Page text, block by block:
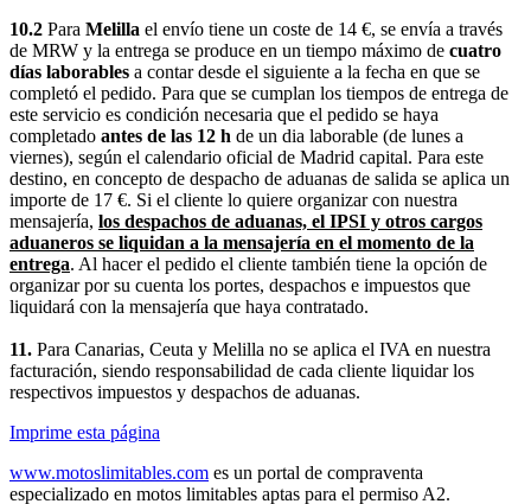
10.2 Para Melilla el envío tiene un coste de 14 €, se envía a través
de MRW y la entrega se produce en un tiempo máximo de cuatro
días laborables a contar desde el siguiente a la fecha en que se
completó el pedido. Para que se cumplan los tiempos de entrega de
este servicio es condición necesaria que el pedido se haya
completado antes de las 12 h de un dia laborable (de lunes a
viernes), según el calendario oficial de Madrid capital. Para este
destino, en concepto de despacho de aduanas de salida se aplica un
importe de 17 €. Si el cliente lo quiere organizar con nuestra
mensajería, los despachos de aduanas, el IPSI y otros cargos
aduaneros se liquidan a la mensajería en el momento de la
entrega. Al hacer el pedido el cliente también tiene la opción de
organizar por su cuenta los portes, despachos e impuestos que
liquidará con la mensajería que haya contratado.
11. Para Canarias, Ceuta y Melilla no se aplica el IVA en nuestra
facturación, siendo responsabilidad de cada cliente liquidar los
respectivos impuestos y despachos de aduanas.
Imprime esta página
www.motoslimitables.com es un portal de compraventa
especializado en motos limitables aptas para el permiso A2.